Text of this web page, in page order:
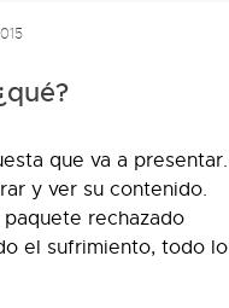
que va a presentar.
y ver su contenido.
rechazado
el sufrimiento, todo lo